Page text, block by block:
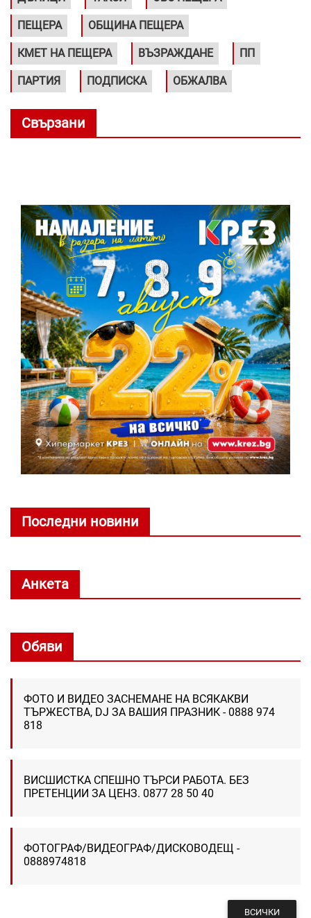
ПЕЩЕРА ОБЩИНА ПЕЩЕРА
КМЕТ НА ПЕЩЕРА ВЪЗРАЖДАНЕ ПП
ПАРТИЯ ПОДПИСКА ОБЖАЛВА
Свързани
Последни новини
Анкета
Обяви
ФОТО И ВИДЕО ЗАСНЕМАНЕ НА ВСЯКАКВИ
ТЪРЖЕСТВА, DJ ЗА ВАШИЯ ПРАЗНИК - 0888 974
818
ВИСШИСТКА СПЕШНО ТЪРСИ РАБОТА. БЕЗ
ПРЕТЕНЦИИ ЗА ЦЕНЗ. 0877 28 50 40
ФОТОГРАФ/ВИДЕОГРАФ/ДИСКОВОДЕЩ -
0888974818
ВСИЧКИ